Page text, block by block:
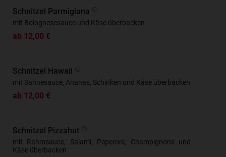
Schnitzel Parmigiana
mit Bolognesesauce und Käse überbacken
ab 12,00 €
Schnitzel Hawaii
mit Sahnesauce, Ananas, Schinken und Käse überbacken
ab 12,00 €
Schnitzel Pizzahut
mit Rahmsauce, Salami, Peperoni, Champignons und
Käse überbacken